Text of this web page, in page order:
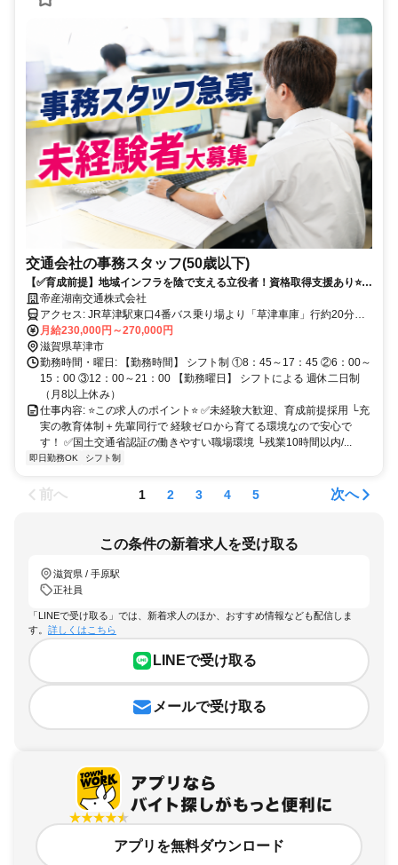
交通会社の事務スタッフ(50歳以下)
【✅育成前提】地域インフラを陰で支える立役者！資格取得支援あり⭐転
勤なしで腰を据えて働けます✨\30~40代活躍中/
帝産湖南交通株式会社
アクセス: JR草津駅東口4番バス乗り場より「草津車庫」行約20分。
◎マイカー通勤可。駐車場有。
月給230,000円～270,000円
滋賀県草津市
勤務時間・曜日: 【勤務時間】 シフト制 ①8：45～17：45 ②6：00～
15：00 ③12：00～21：00 【勤務曜日】 シフトによる 週休二日制
（月8以上休み）
仕事内容: ⭐この求人のポイント⭐ ✅未経験大歓迎、育成前提採用 └充
実の教育体制＋先輩同行で 経験ゼロから育てる環境なので安心で
す！ ✅国土交通省認証の働きやすい職場環境 └残業10時間以内/...
即日勤務OK シフト制
前へ 1 2 3 4 5 次へ
この条件の新着求人を受け取る
滋賀県 / 手原駅
正社員
「LINEで受け取る」では、新着求人のほか、おすすめ情報なども配信しま
す。 詳しくはこちら
LINEで受け取る
メールで受け取る
アプリを無料ダウンロード